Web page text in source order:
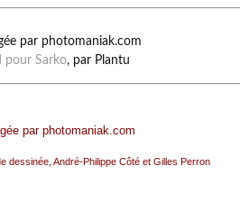
pour Sarko, par Plantu
dessinée , André-Philippe Côté et Gilles Perron